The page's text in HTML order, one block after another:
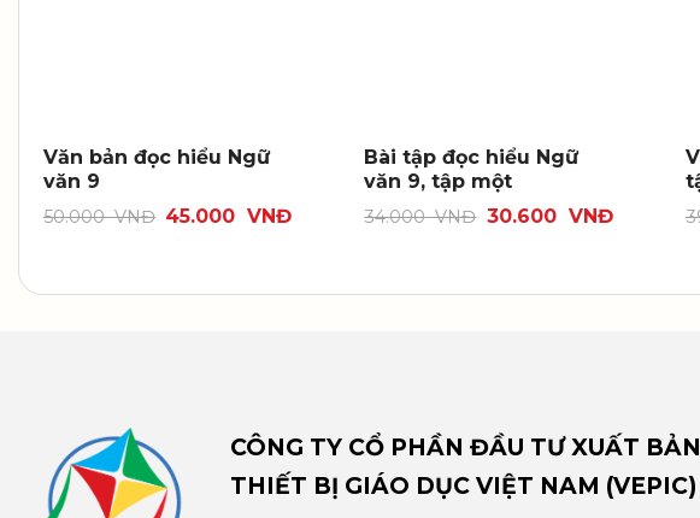
Văn bản đọc hiểu Ngữ
văn 9
50.000VNĐ 45.000 VNĐ
Bài tập đọc hiểu Ngữ
văn 9, tập một
34.000VNĐ 30.600 VNĐ
CÔNG TY CỔ PHẦN ĐẦU TƯ XUẤT
THIẾT BỊ GIÁO DỤC VIỆT NAM (VEPIC)